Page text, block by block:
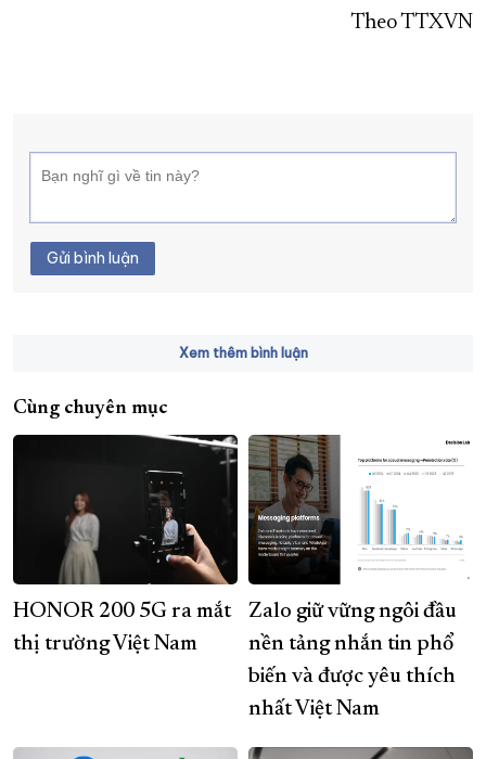
Theo TTXVN
Gửi bình luận
Xem thêm bình luận
Cùng chuyên mục
HONOR 200 5G ra mắt
thị trường Việt Nam
Zalo giữ vững ngôi đầu
nền tảng nhắn tin phổ
biến và được yêu thích
nhất Việt Nam